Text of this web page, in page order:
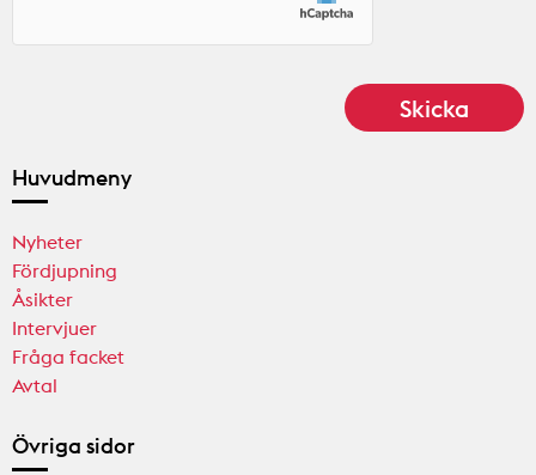
Huvudmeny
Nyheter
Fördjupning
Åsikter
Intervjuer
Fråga facket
Avtal
Övriga sidor